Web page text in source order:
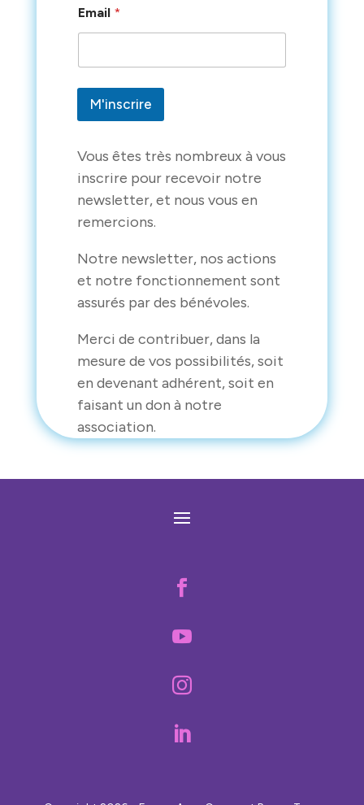
*
E
a
l
Email *
M'inscrire
Vous êtes très nombreux à vous
inscrire pour recevoir notre
newsletter, et nous vous en
remercions.
Notre newsletter, nos actions
et notre fonctionnement sont
assurés par des bénévoles.
Merci de contribuer, dans la
mesure de vos possibilités, soit
en devenant adhérent, soit en
faisant un don à notre
association.



